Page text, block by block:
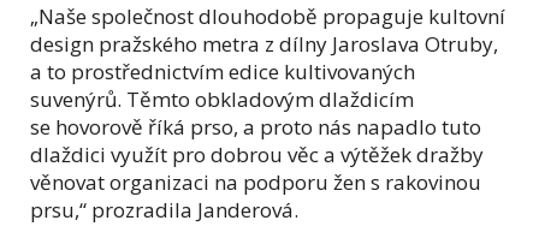
„Naše společnost dlouhodobě propaguje kultovní
design pražského metra z dílny Jaroslava Otruby,
a to prostřednictvím edice kultivovaných
suvenýrů. Těmto obkladovým dlaždicím
se hovorově říká prso, a proto nás napadlo tuto
dlaždici využít pro dobrou věc a výtěžek dražby
věnovat organizaci na podporu žen s rakovinou
prsu,“ prozradila Janderová.